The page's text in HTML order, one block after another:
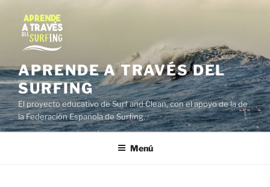
contenido
APRENDE A TRAVÉS DEL
SURFING
El proyecto educativo de Surf and Clean, con el apoyo de la de
la Federación Española de Surfing.
Menú